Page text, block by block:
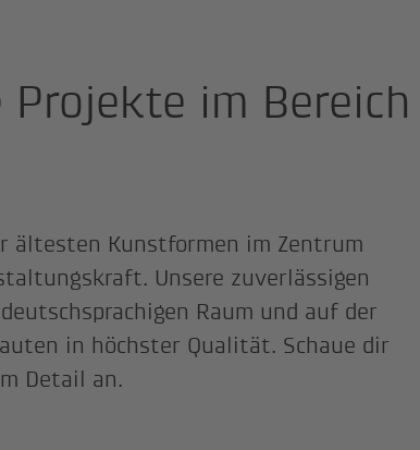
Projekte im Bereich
ältesten Kunstformen im Zentrum
Unsere zuverlässigen
Raum und auf der
in höchster Qualität. Schaue dir
Detail an.